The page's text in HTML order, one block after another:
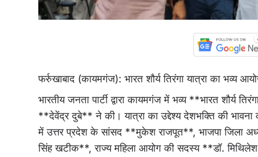
फर्रुखाबाद (कायमगंज): भारत शौर्य तिरंगा यात्रा का भव्य
भारतीय जनता पार्टी द्वारा कायमगंज में भव्य **भारत शौर्य
**देवेंद्र दुबे** ने की। यात्रा का उद्देश्य देशभक्ति की भावना
में उत्तर प्रदेश के सांसद **मुकेश राजपूत**, भाजपा जिला
सिंह खटीक**, राज्य महिला आयोग की सदस्य **डॉ.